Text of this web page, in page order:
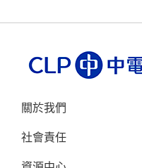
關於我們
社會責任